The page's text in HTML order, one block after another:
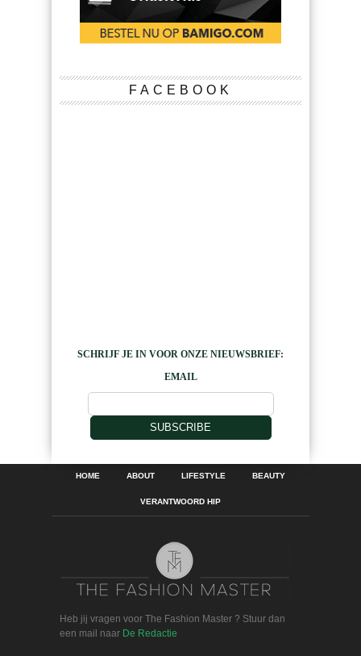
FACEBOOK
SCHRIJF JE IN VOOR ONZE NIEUWSBRIEF:
EMAIL
SUBSCRIBE
HOME ABOUT LIFESTYLE BEAUTY
VERANTWOORD HIP
Heb jij vragen voor The Fashion Master ? Stuur dan
een mail naar De Redactie